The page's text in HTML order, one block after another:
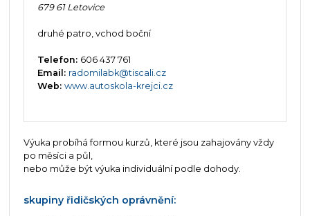
679 61 Letovice
druhé patro, vchod boční
Telefon: 606 437 761
Email: radomilabk@tiscali.cz
Web: www.autoskola-krejci.cz
Výuka probíhá formou kurzů, které jsou zahajovány vždy
po měsíci a půl,
nebo může být výuka individuální podle dohody.
skupiny řidičských oprávnění: